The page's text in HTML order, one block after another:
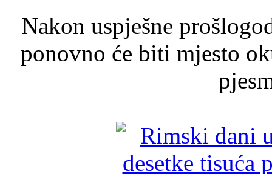
Nakon uspješne
ponovno će biti mjesto